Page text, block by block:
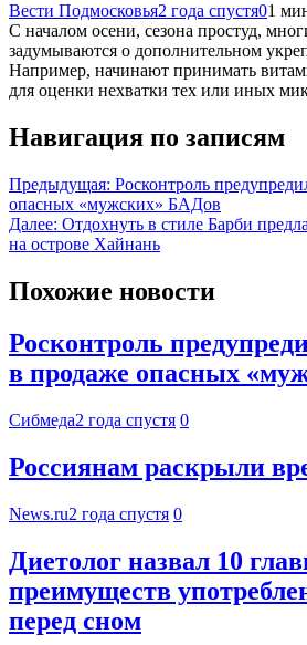
Вести Подмосковья2 года спустя01
С началом осени, сезона простуд,
задумываются о дополнительном
Например, начинают принимать
для оценки нехватки тех или иных
Навигация по записям
Предыдущая: Росконтроль
опасных «мужских» БАДов
Далее: Отдохнуть в стиле Барби
на острове Хайнань
Похожие новости
Росконтроль
в продаже опасных
Сибмеда2 года спустя 0
Россиянам раскрыли
News.ru2 года спустя 0
Диетолог назвал 10
преимуществ
перед сном